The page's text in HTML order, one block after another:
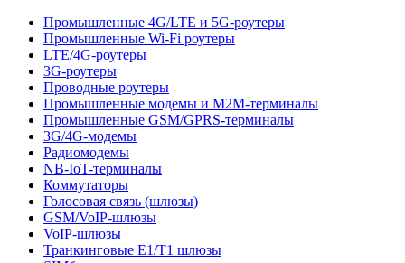
Промышленные 4G/LTE и 5G-роутеры
Промышленные Wi-Fi роутеры
LTE/4G-роутеры
3G-роутеры
Проводные роутеры
Промышленные модемы и M2M-терминалы
Промышленные GSM/GPRS-терминалы
3G/4G-модемы
Радиомодемы
NB-IoT-терминалы
Коммутаторы
Голосовая связь (шлюзы)
GSM/VoIP-шлюзы
VoIP-шлюзы
Транкинговые E1/T1 шлюзы